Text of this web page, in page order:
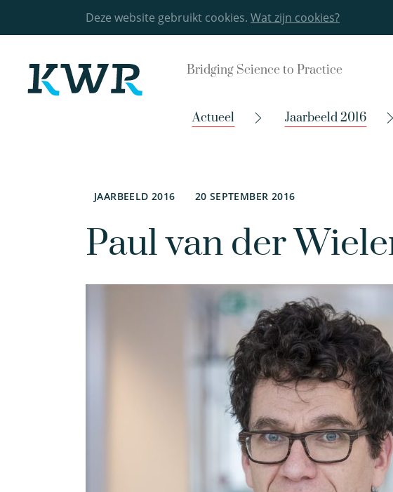
Deze website gebruikt cookies. Wat zijn cookies?
Bridging Science to Practice
Actueel Jaarbeeld 2016
JAARBEELD 2016 20 SEPTEMBER 2016
Paul van der